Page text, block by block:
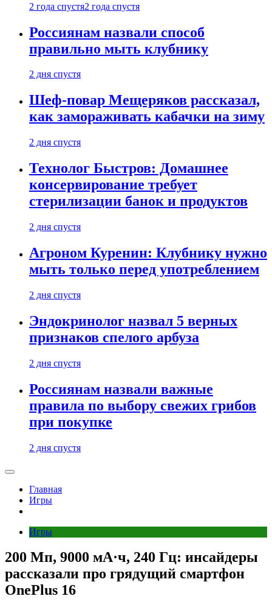
2 года спустя2 года спустя
Россиянам назвали способ
правильно мыть клубнику
2 дня спустя
Шеф-повар Мещеряков рассказал,
как замораживать кабачки на зиму
2 дня спустя
Технолог Быстров: Домашнее
консервирование требует
стерилизации банок и продуктов
2 дня спустя
Агроном Куренин: Клубнику нужно
мыть только перед употреблением
2 дня спустя
Эндокринолог назвал 5 верных
признаков спелого арбуза
2 дня спустя
Россиянам назвали важные
правила по выбору свежих грибов
при покупке
2 дня спустя
Главная
Игры
Игры
200 Мп, 9000 мА·ч, 240 Гц: инсайдеры
рассказали про грядущий смартфон
OnePlus 16